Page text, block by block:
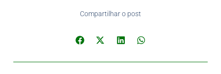
Compartilhar o post